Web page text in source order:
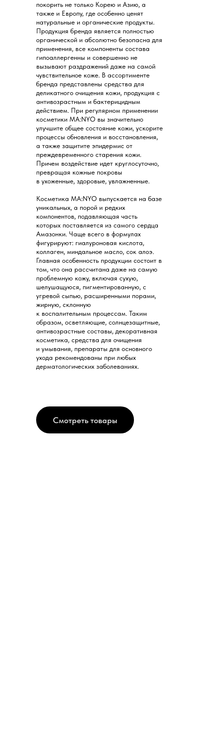
Смотреть товары
покорить не только Корею и Азию, а
также и Европу, где особенно ценят
натуральные и органические продукты.
Продукция бренда является полностью
органической и абсолютно безопасна для
применения, все компоненты состава
гипоаллергенны и совершенно не
вызывают раздражений даже на самой
чувствительное коже. В ассортименте
бренда представлены средства для
деликатного очищения кожи, продукция с
антивозрастным и бактерицидным
действием. При регулярном применении
косметики MA:NYO вы значительно
улучшите общее состояние кожи, ускорите
процессы обновления и восстановления,
а также защитите эпидермис от
преждевременного старения кожи.
Причем воздействие идет круглосуточно,
превращая кожные покровы
в ухоженные, здоровые, увлажненные.
Косметика MA:NYO выпускается на базе
уникальных, а порой и редких
компонентов, подавляющая часть
которых поставляется из самого сердца
Амазонки. Чаще всего в формулах
фигурируют: гиалуроновая кислота,
коллаген, миндальное масло, сок алоэ.
Главная особенность продукции состоит в
том, что она рассчитана даже на самую
проблемную кожу, включая сухую,
шелушащуюся, пигментированную, с
угревой сыпью, расширенными порами,
жирную, склонную
к воспалительным процессам. Таким
образом, осветляющие, солнцезащитные,
антивозрастные составы, декоративная
косметика, средства для очищения
и умывания, препараты для основного
ухода рекомендованы при любых
дерматологических заболеваниях.